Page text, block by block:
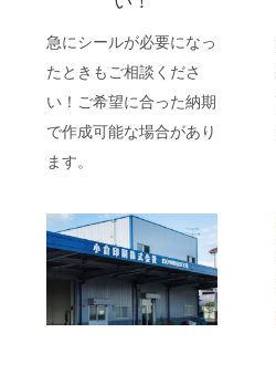
急にシールが必要になっ
たときもご相談くださ
い！ご希望に合った納期
で作成可能な場合があり
ます。